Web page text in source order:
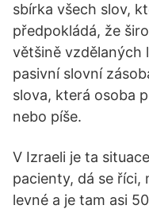
sbírka všech slov,
předpokládá, že
většině vzdělaných
pasivní slovní
slova, která osoba
nebo píše.
V Izraeli je ta
pacienty, dá se říci,
levné a je tam asi